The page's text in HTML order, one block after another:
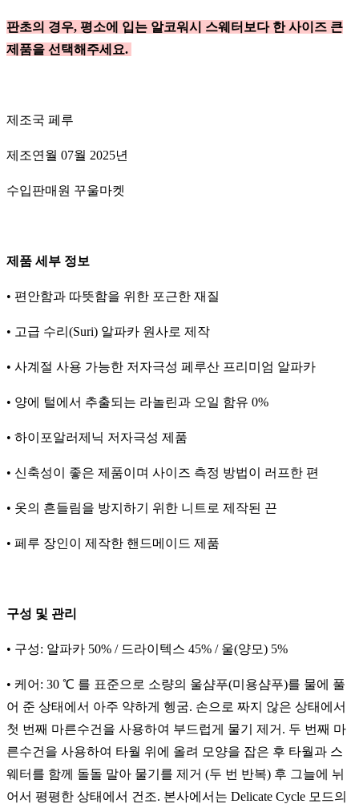
판초의 경우, 평소에 입는 알코워시 스웨터보다 한 사이즈 큰
제품을 선택해주세요.
제조국 페루
제조연월 07월 2025년
수입판매원 꾸울마켓
제품 세부 정보
• 편안함과 따뜻함을 위한 포근한 재질
• 고급 수리(Suri) 알파카 원사로 제작
• 사계절 사용 가능한 저자극성 페루산 프리미엄 알파카
• 양에 털에서 추출되는 라놀린과 오일 함유 0%
• 하이포알러제닉 저자극성 제품
• 신축성이 좋은 제품이며 사이즈 측정 방법이 러프한 편
• 옷의 흔들림을 방지하기 위한 니트로 제작된 끈
• 페루 장인이 제작한 핸드메이드 제품
구성 및 관리
• 구성: 알파카 50% / 드라이텍스 45% / 울(양모) 5%
• 케어: 30 ℃ 를 표준으로 소량의 울샴푸(미용샴푸)를 물에 풀
어 준 상태에서 아주 약하게 헹굼. 손으로 짜지 않은 상태에서
첫 번째 마른수건을 사용하여 부드럽게 물기 제거. 두 번째 마
른수건을 사용하여 타월 위에 올려 모양을 잡은 후 타월과 스
웨터를 함께 돌돌 말아 물기를 제거 (두 번 반복) 후 그늘에 뉘
어서 평평한 상태에서 건조. 본사에서는 Delicate Cycle 모드의